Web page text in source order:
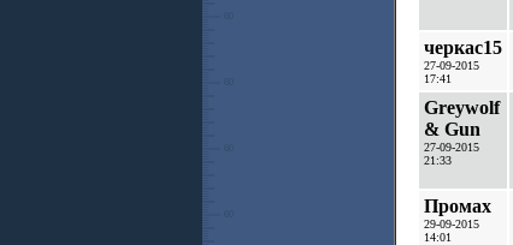
черкас15
27-09-2015
17:41
Greywolf
& Gun
27-09-2015
21:33
Промах
29-09-2015
14:01